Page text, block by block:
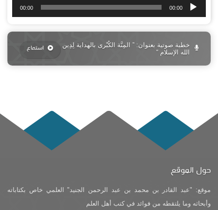
مشغل
الصوت
00:00
00:00
خطبة صوتية بعنوان: ” المِنَّة الكُبْرى بالهداية لِدِين
الله الإسلام “
استماع
حول الموقع
موقع: "عبد القادر بن محمد بن عبد الرحمن الجنيد" العلمي خاص بكتاباته
وأبحاثه وما يلتقطه من فوائد في كتب أهل العلم